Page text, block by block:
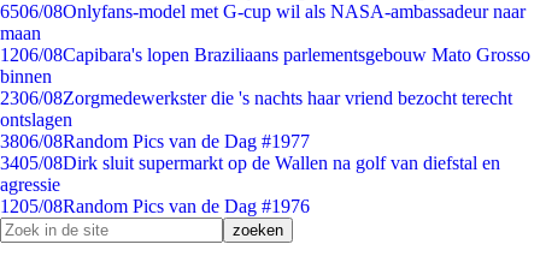
6506/08Onlyfans-model met G-cup wil als NASA-ambassadeur naar
maan
1206/08Capibara's lopen Braziliaans parlementsgebouw Mato Grosso
binnen
2306/08Zorgmedewerkster die 's nachts haar vriend bezocht terecht
ontslagen
3806/08Random Pics van de Dag #1977
3405/08Dirk sluit supermarkt op de Wallen na golf van diefstal en
agressie
1205/08Random Pics van de Dag #1976